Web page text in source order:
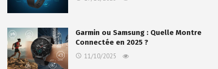
Garmin ou Samsung : Quelle Montre
Connectée en 2025 ?
11/10/2025